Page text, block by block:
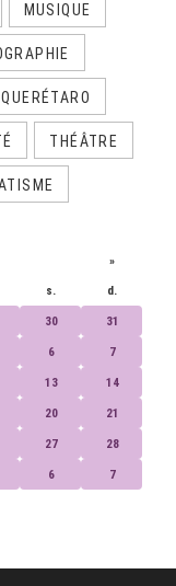
MUSIQUE
QUERÉTARO
THÉÂTRE
»
s. d.
30 31
6 7
13 14
20 21
27 28
6 7